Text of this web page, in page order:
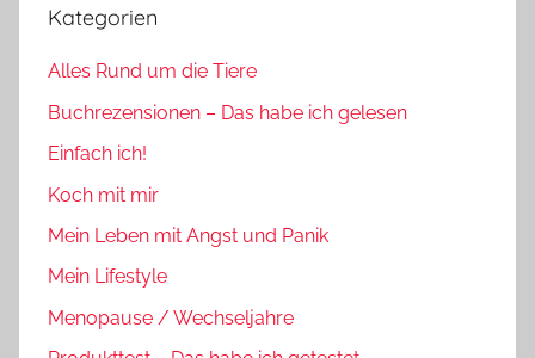
Kategorien
Alles Rund um die Tiere
Buchrezensionen – Das habe ich gelesen
Einfach ich!
Koch mit mir
Mein Leben mit Angst und Panik
Mein Lifestyle
Menopause / Wechseljahre